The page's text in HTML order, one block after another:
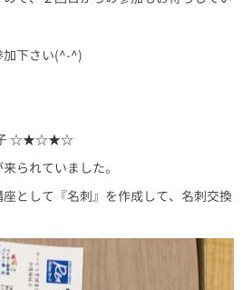
加下さい(^-^)
☆★☆★☆
られていました。
として『名刺』を作成して、名刺交換